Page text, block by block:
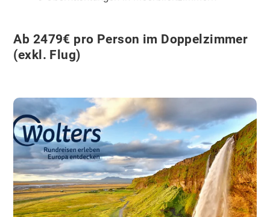
Ab 2479€ pro Person im Doppelzimmer
(exkl. Flug)